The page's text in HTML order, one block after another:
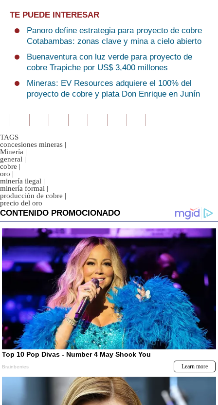
TE PUEDE INTERESAR
Panoro define estrategia para proyecto de cobre
Cotabambas: zonas clave y mina a cielo abierto
Buenaventura con luz verde para proyecto de
cobre Trapiche por US$ 3,400 millones
Mineras: EV Resources adquiere el 100% del
proyecto de cobre y plata Don Enrique en Junín
TAGS
concesiones mineras |
Minería |
general |
cobre |
oro |
minería ilegal |
minería formal |
producción de cobre |
precio del oro